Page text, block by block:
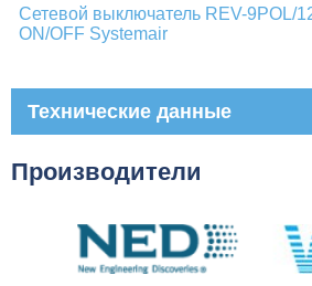
Сетевой выключатель REV-9POL/
ON/OFF Systemair
Технические данные
Производители